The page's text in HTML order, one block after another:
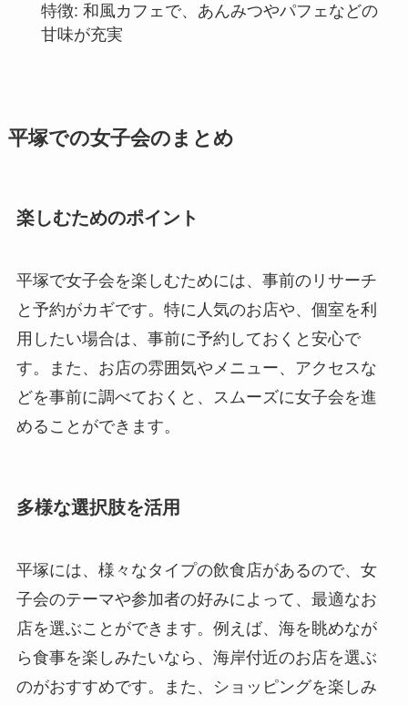
特徴: 和風カフェで、あんみつやパフェなどの
甘味が充実
平塚での女子会のまとめ
楽しむためのポイント
平塚で女子会を楽しむためには、事前のリサーチ
と予約がカギです。特に人気のお店や、個室を利
用したい場合は、事前に予約しておくと安心で
す。また、お店の雰囲気やメニュー、アクセスな
どを事前に調べておくと、スムーズに女子会を進
めることができます。
多様な選択肢を活用
平塚には、様々なタイプの飲食店があるので、女
子会のテーマや参加者の好みによって、最適なお
店を選ぶことができます。例えば、海を眺めなが
ら食事を楽しみたいなら、海岸付近のお店を選ぶ
のがおすすめです。また、ショッピングを楽しみ